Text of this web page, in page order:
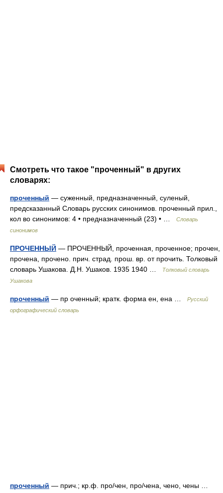
Смотреть что такое "проченный" в других
словарях:
проченный — суженный, предназначенный, суленый,
предсказанный Словарь русских синонимов. проченный прил.,
кол во синонимов: 4 • предназначенный (23) • …
Словарь
синонимов
ПРОЧЕННЫЙ — ПРОЧЕННЫЙ, проченная, проченное; прочен,
прочена, прочено. прич. страд. прош. вр. от прочить. Толковый
словарь Ушакова. Д.Н. Ушаков. 1935 1940 …
Толковый словарь
Ушакова
проченный — пр оченный; кратк. форма ен, ена …
Русский
орфографический словарь
проченный — прич.; кр.ф. про/чен, про/чена, чено, чены …